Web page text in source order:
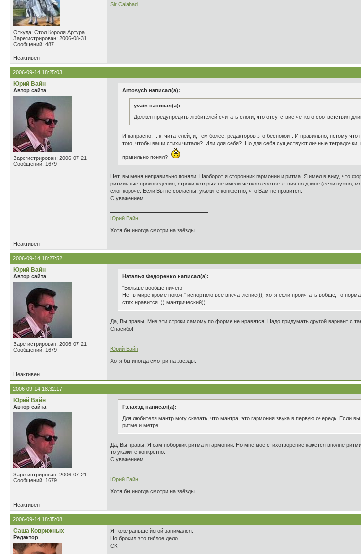
Откуда: Стол Короля Артура
Зарегистрирован: 2006-08-31
Сообщений: 487
Sir Calahad
Неактивен
2006-09-14 18:25:03
Юрий Вайн
Автор сайта
Зарегистрирован: 2006-07-21
Сообщений: 1679
Antosych написал(а):
yvain написал(а):
Должен предупредить любителей считать слоги, что отсутствие чёткого соответствия
И напрасно. т. к. читателей, и, тем более, редакторов это беспокоит. И правильно, потому
того, чтобы ваши стихи читали? Или для себя? Но для себя существуют личные
правильно понял?
Нет, вы меня неправильно поняли. Наоборот я сторонник гармонии и ритма. Я имел в виду, что
ритмичные произведения, строки которых не имели чёткого соответствия по длине (если
слог короче. Если Вы не согласны, укажите конкретно, что Вам не нравится.
С уважением
Юрий Вайн
Хотя бы иногда смотри на звёзды.
Неактивен
2006-09-14 18:27:52
Юрий Вайн
Автор сайта
Зарегистрирован: 2006-07-21
Сообщений: 1679
Наталья Федоренко написал(а):
"Больше вообще ничего
Нет в мире кроме покоя." испортило все впечатление((( хотя если проичтать вобще, то
стих нравится..)) мантрический))
Да, Вы правы. Мне эти строки самому по форме не нравятся. Надо придумать другой вариант с
Спасибо!
Юрий Вайн
Хотя бы иногда смотри на звёзды.
Неактивен
2006-09-14 18:32:17
Юрий Вайн
Автор сайта
Зарегистрирован: 2006-07-21
Сообщений: 1679
Гэлахэд написал(а):
Для любителя мантр могу сказать, что мантра, это гармония звука в первую очередь. Если
ритме и метре.
Да, Вы правы. Я сам поборник ритма и гармонии. Но мне моё стихотворение кажется вполне
то укажите конкретно.
С уважением
Юрий Вайн
Хотя бы иногда смотри на звёзды.
Неактивен
2006-09-14 18:35:08
Саша Коврижных
Редактор
Я тоже раньше йогой занимался.
Но бросил это гиблое дело.
СК